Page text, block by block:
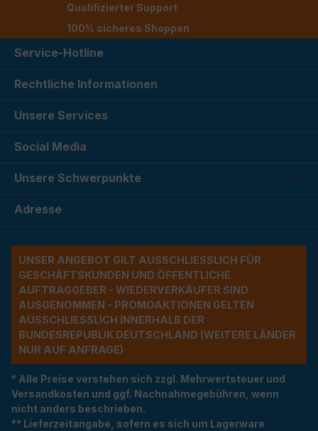
Qualifizierter Support
100% sicheres Shoppen
Service-Hotline
Rechtliche Informationen
Unsere Services
Social Media
Unsere Schwerpunkte
Adresse
UNSER ANGEBOT GILT AUSSCHLIESSLICH FÜR G
ESCHÄFTSKUNDEN UND ÖFFENTLICHE A
UFTRAGGEBER - WIEDERVERKÄUFER SIND A
USGENOMMEN - PROMOAKTIONEN GELTEN A
USSCHLIESSLICH INNERHALB DER BU
NDESREPUBLIK DEUTSCHLAND (WEITERE LÄNDER NU
R AUF ANFRAGE)
* Alle Preise verstehen sich zzgl. Mehrwertsteuer und
Versandkosten und ggf. Nachnahmegebühren, wenn
nicht anders beschrieben.
** Lieferzeitangabe, sofern es sich um Lagerware